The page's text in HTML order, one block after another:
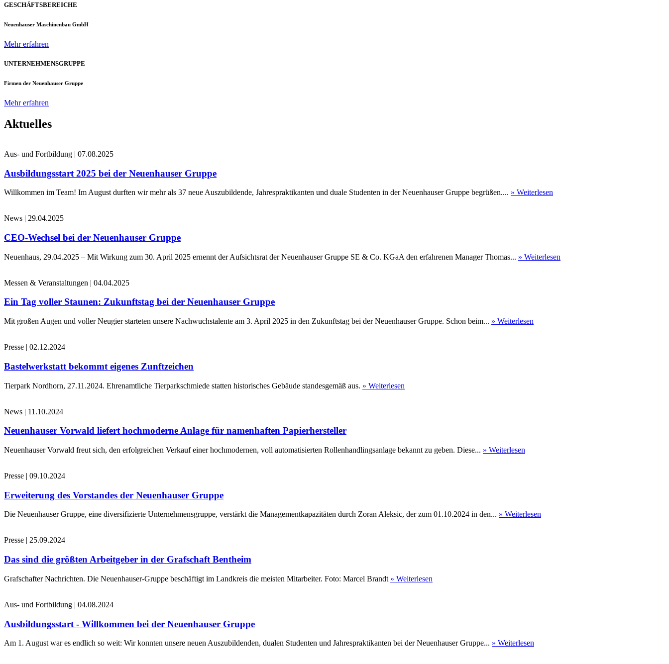
GESCHÄFTSBEREICHE
Neuenhauser Maschinenbau GmbH
Mehr erfahren
UNTERNEHMENSGRUPPE
Firmen der Neuenhauser Gruppe
Mehr erfahren
Aktuelles
Aus- und Fortbildung | 07.08.2025
Ausbildungsstart 2025 bei der Neuenhauser Gruppe
Willkommen im Team! Im August durften wir mehr als 37 neue Auszubildende, Jahrespraktikanten und duale Studenten in der Neuenhauser Gruppe begrüßen.... » Weiterlesen
News | 29.04.2025
CEO-Wechsel bei der Neuenhauser Gruppe
Neuenhaus, 29.04.2025 – Mit Wirkung zum 30. April 2025 ernennt der Aufsichtsrat der Neuenhauser Gruppe SE & Co. KGaA den erfahrenen Manager Thomas... » Weiterlesen
Messen & Veranstaltungen | 04.04.2025
Ein Tag voller Staunen: Zukunftstag bei der Neuenhauser Gruppe
Mit großen Augen und voller Neugier starteten unsere Nachwuchstalente am 3. April 2025 in den Zukunftstag bei der Neuenhauser Gruppe. Schon beim... » Weiterlesen
Presse | 02.12.2024
Bastelwerkstatt bekommt eigenes Zunftzeichen
Tierpark Nordhorn, 27.11.2024. Ehrenamtliche Tierparkschmiede statten historisches Gebäude standesgemäß aus. » Weiterlesen
News | 11.10.2024
Neuenhauser Vorwald liefert hochmoderne Anlage für namenhaften Papierhersteller
Neuenhauser Vorwald freut sich, den erfolgreichen Verkauf einer hochmodernen, voll automatisierten Rollenhandlingsanlage bekannt zu geben. Diese... » Weiterlesen
Presse | 09.10.2024
Erweiterung des Vorstandes der Neuenhauser Gruppe
Die Neuenhauser Gruppe, eine diversifizierte Unternehmensgruppe, verstärkt die Managementkapazitäten durch Zoran Aleksic, der zum 01.10.2024 in den... » Weiterlesen
Presse | 25.09.2024
Das sind die größten Arbeitgeber in der Grafschaft Bentheim
Grafschafter Nachrichten. Die Neuenhauser-Gruppe beschäftigt im Landkreis die meisten Mitarbeiter. Foto: Marcel Brandt » Weiterlesen
Aus- und Fortbildung | 04.08.2024
Ausbildungsstart - Willkommen bei der Neuenhauser Gruppe
Am 1. August war es endlich so weit: Wir konnten unsere neuen Auszubildenden, dualen Studenten und Jahrespraktikanten bei der Neuenhauser Gruppe... » Weiterlesen